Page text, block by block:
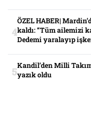
ÖZEL HABER|
kaldı: “Tüm ailemizi
Dedemi yaralayıp
Kandil’den Milli
yazık oldu